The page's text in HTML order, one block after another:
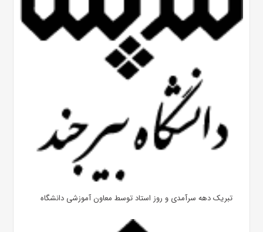
تبریک دهه سرآمدی و روز استاد توسط معاون آموزشی دانشگاه